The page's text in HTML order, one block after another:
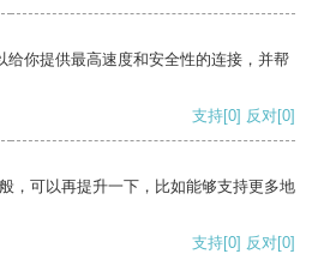
给你提供最高速度和安全性的连接，并帮
支持[0] 反对[0]
，可以再提升一下，比如能够支持更多地
支持[0] 反对[0]